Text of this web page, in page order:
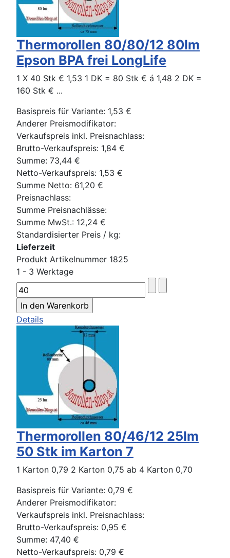
Thermorollen 80/80/12 80lm
Epson BPA frei LongLife
1 X 40 Stk € 1,53 1 DK = 80 Stk € á 1,48 2 DK =
160 Stk € ...
Basispreis für Variante: 1,53 €
Anderer Preismodifikator:
Verkaufspreis inkl. Preisnachlass:
Brutto-Verkaufspreis: 1,84 €
Summe: 73,44 €
Netto-Verkaufspreis: 1,53 €
Summe Netto: 61,20 €
Preisnachlass:
Summe Preisnachlässe:
Summe MwSt.: 12,24 €
Standardisierter Preis / kg:
Lieferzeit
Produkt Artikelnummer 1825
1 - 3 Werktage
Details
Thermorollen 80/46/12 25lm
50 Stk im Karton 7
1 Karton 0,79 2 Karton 0,75 ab 4 Karton 0,70
Basispreis für Variante: 0,79 €
Anderer Preismodifikator:
Verkaufspreis inkl. Preisnachlass:
Brutto-Verkaufspreis: 0,95 €
Summe: 47,40 €
Netto-Verkaufspreis: 0,79 €